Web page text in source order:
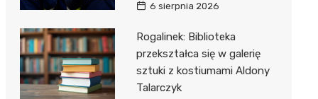
6 sierpnia 2026
Rogalinek: Biblioteka
przekształca się w galerię
sztuki z kostiumami Aldony
Talarczyk